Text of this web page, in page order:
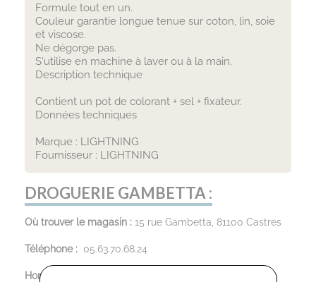
Formule tout en un.
Couleur garantie longue tenue sur coton, lin, soie
et viscose.
Ne dégorge pas.
S'utilise en machine à laver ou à la main.
Description technique
Contient un pot de colorant + sel + fixateur.
Données techniques
Marque : LIGHTNING
Fournisseur : LIGHTNING
DROGUERIE GAMBETTA :
Où trouver le magasin : 15 rue Gambetta, 81100 Castres
Téléphone : 05.63.70.68.24
Horaires d’ouverture :